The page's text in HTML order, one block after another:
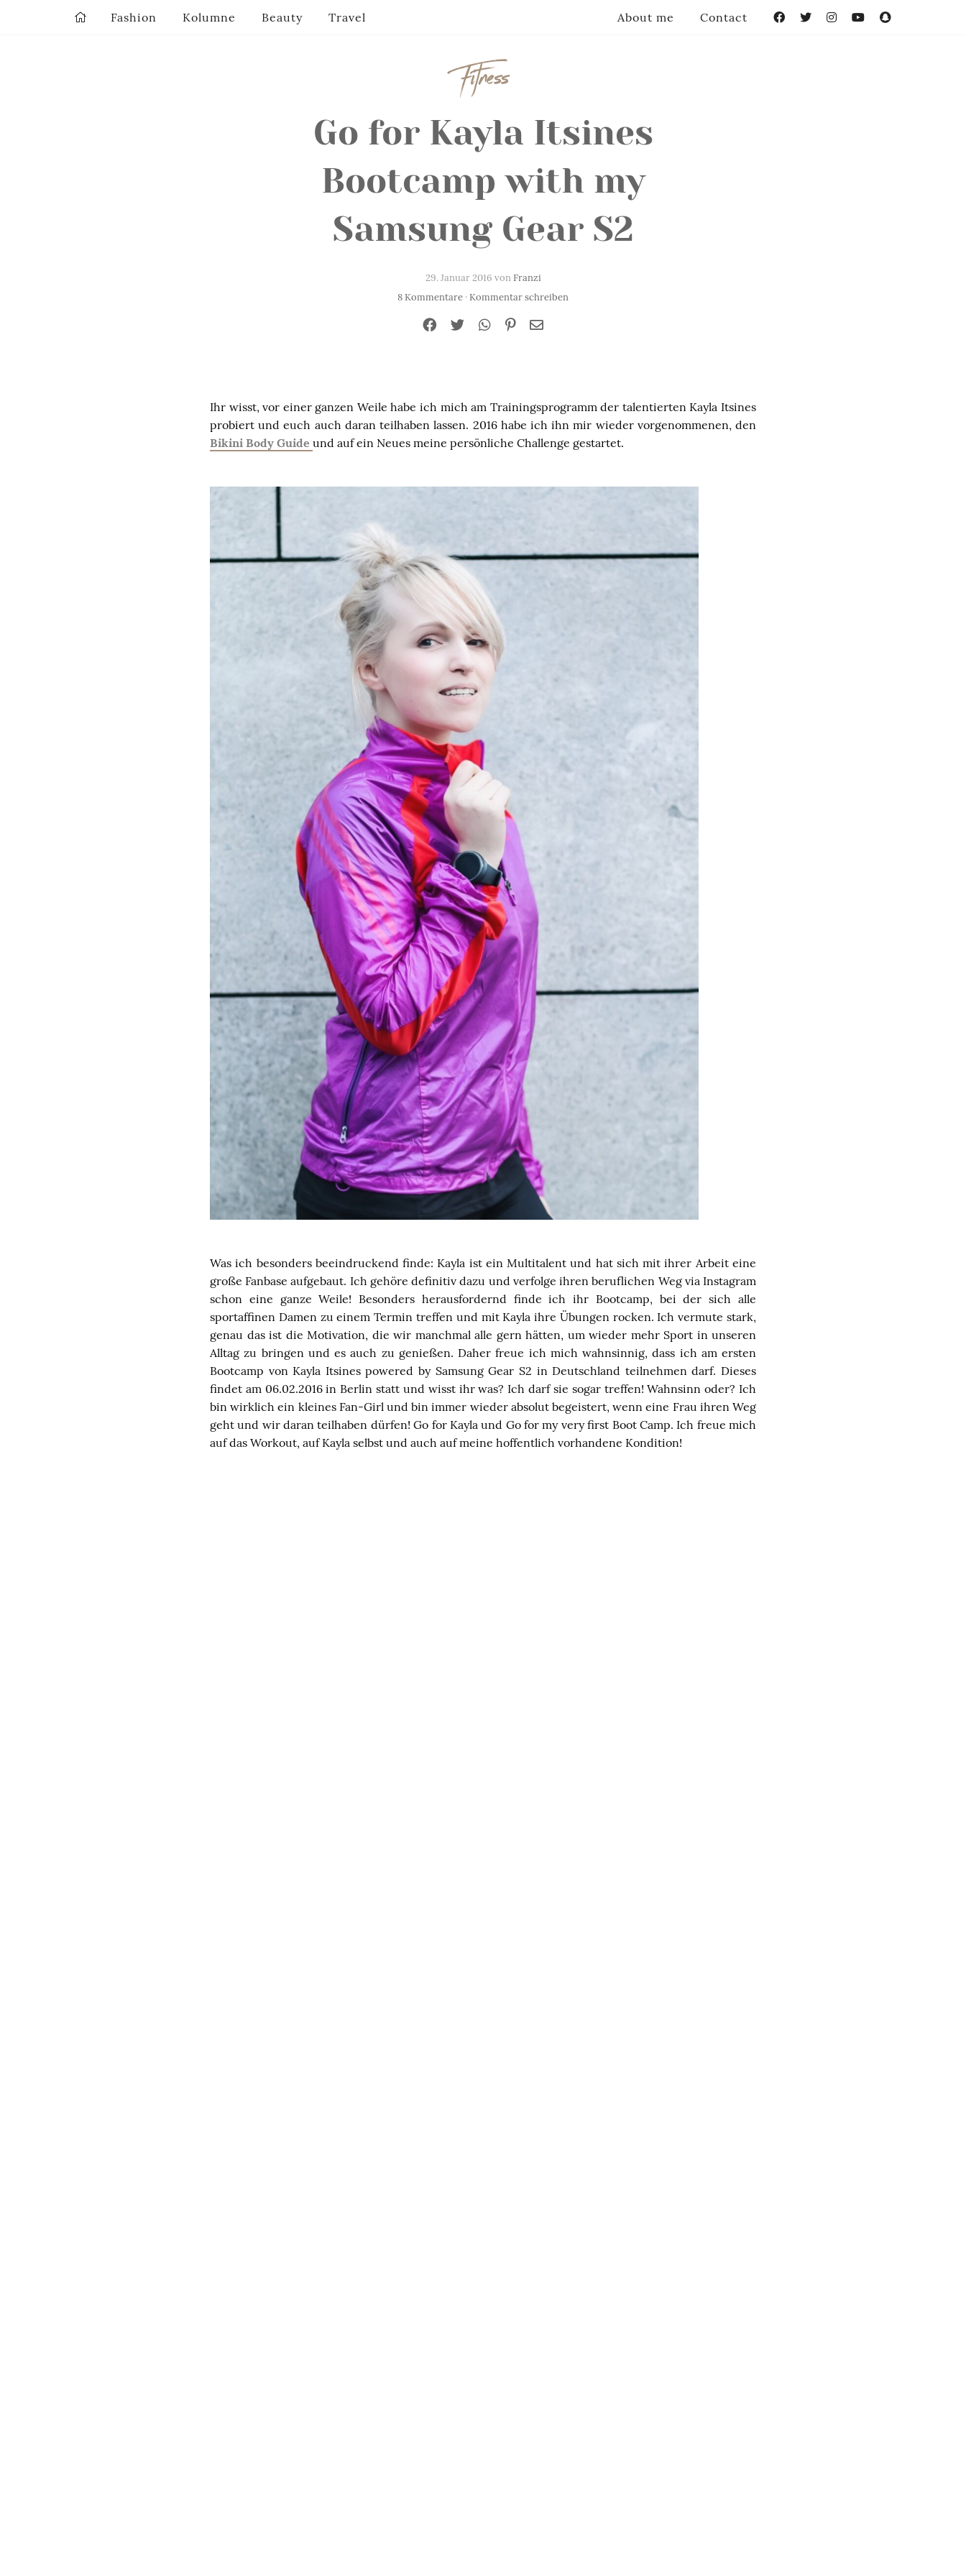
Fitness
Go for Kayla Itsines
Bootcamp with my
Samsung Gear S2
29. Januar 2016 vonFranzi
8 Kommentare · Kommentar schreiben
Ihr wisst, vor einer ganzen Weile habe ich mich am Trainingsprogramm der talentierten Kayla Itsines
probiert und euch auch daran teilhaben lassen. 2016 habe ich ihn mir wieder vorgenommenen, den
Bikini Body Guide und auf ein Neues meine persönliche Challenge gestartet.
Was ich besonders beeindruckend finde: Kayla ist ein Multitalent und hat sich mit ihrer Arbeit eine
große Fanbase aufgebaut. Ich gehöre definitiv dazu und verfolge ihren beruflichen Weg via Instagram
schon eine ganze Weile! Besonders herausfordernd finde ich ihr Bootcamp, bei der sich alle
sportaffinen Damen zu einem Termin treffen und mit Kayla ihre Übungen rocken. Ich vermute stark,
genau das ist die Motivation, die wir manchmal alle gern hätten, um wieder mehr Sport in unseren
Alltag zu bringen und es auch zu genießen. Daher freue ich mich wahnsinnig, dass ich am ersten
Bootcamp von Kayla Itsines powered by Samsung Gear S2 in Deutschland teilnehmen darf. Dieses
findet am 06.02.2016 in Berlin statt und wisst ihr was? Ich darf sie sogar treffen! Wahnsinn oder? Ich
bin wirklich ein kleines Fan-Girl und bin immer wieder absolut begeistert, wenn eine Frau ihren Weg
geht und wir daran teilhaben dürfen! Go for Kayla und Go for my very first Boot Camp. Ich freue mich
auf das Workout, auf Kayla selbst und auch auf meine hoffentlich vorhandene Kondition!
Fashion Kolumne Beauty Travel About me Contact FacebookTwitterInstagramYouTube